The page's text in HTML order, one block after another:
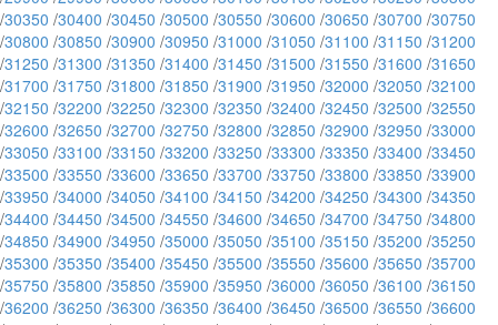
/30350 /30400 /30450 /30500 /30550 /30600 /30650 /30700 /30750
/30800 /30850 /30900 /30950 /31000 /31050 /31100 /31150 /31200
/31250 /31300 /31350 /31400 /31450 /31500 /31550 /31600 /31650
/31700 /31750 /31800 /31850 /31900 /31950 /32000 /32050 /32100
/32150 /32200 /32250 /32300 /32350 /32400 /32450 /32500 /32550
/32600 /32650 /32700 /32750 /32800 /32850 /32900 /32950 /33000
/33050 /33100 /33150 /33200 /33250 /33300 /33350 /33400 /33450
/33500 /33550 /33600 /33650 /33700 /33750 /33800 /33850 /33900
/33950 /34000 /34050 /34100 /34150 /34200 /34250 /34300 /34350
/34400 /34450 /34500 /34550 /34600 /34650 /34700 /34750 /34800
/34850 /34900 /34950 /35000 /35050 /35100 /35150 /35200 /35250
/35300 /35350 /35400 /35450 /35500 /35550 /35600 /35650 /35700
/35750 /35800 /35850 /35900 /35950 /36000 /36050 /36100 /36150
/36200 /36250 /36300 /36350 /36400 /36450 /36500 /36550 /36600